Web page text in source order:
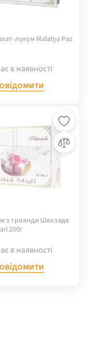
лукум Malatya Paz
в наявності
з троянди Шехзаде
200г
в наявності